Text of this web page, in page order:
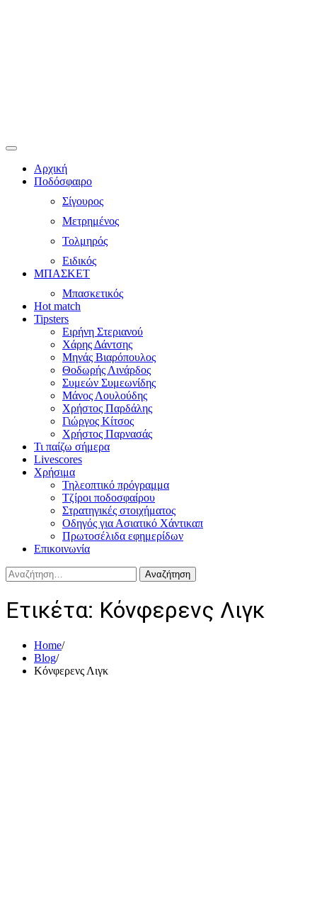
Αρχική
Ποδόσφαιρο
Σίγουρος
Μετρημένος
Τολμηρός
Ειδικός
ΜΠΑΣΚΕΤ
Μπασκετικός
Hot match
Tipsters
Ειρήνη Στεριανού
Χάρης Δάντσης
Μηνάς Βιαρόπουλος
Θοδωρής Λινάρδος
Συμεών Συμεωνίδης
Μάνος Λουλούδης
Χρήστος Παρδάλης
Γιώργος Κίτσος
Χρήστος Παρνασάς
Τι παίζω σήμερα
Livescores
Χρήσιμα
Τηλεοπτικό πρόγραμμα
Τζίροι ποδοσφαίρου
Στρατηγικές στοιχήματος
Οδηγός για Ασιατικό Χάντικαπ
Πρωτοσέλιδα εφημερίδων
Επικοινωνία
Αναζήτηση
για:
Ετικέτα: Κόνφερενς Λιγκ
Home
Blog
Κόνφερενς Λιγκ